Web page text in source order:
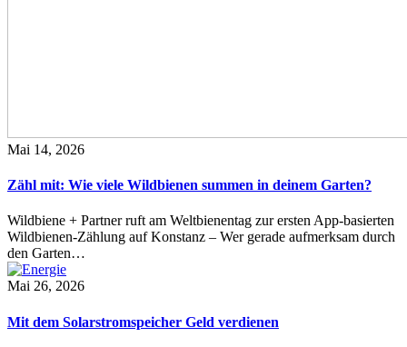
Mai 14, 2026
Zähl mit: Wie viele Wildbienen summen in deinem Garten?
Wildbiene + Partner ruft am Weltbienentag zur ersten App-basierten
Wildbienen-Zählung auf Konstanz – Wer gerade aufmerksam durch
den Garten…
Mai 26, 2026
Mit dem Solarstromspeicher Geld verdienen